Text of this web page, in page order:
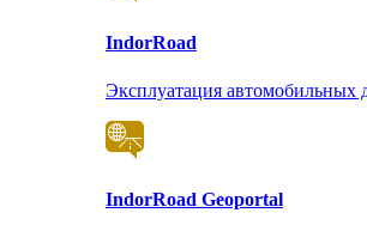
IndorRoad
Эксплуатация автомобильных
IndorRoad Geoportal